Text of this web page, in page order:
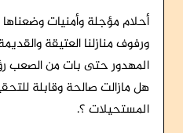
أحلام مؤجلة وأمنيات
ورفوف منازلنا العتيقة
المهدور حتى بات من الصعب
هل مازالت صالحة وقابلة
المستحيلات ؟.